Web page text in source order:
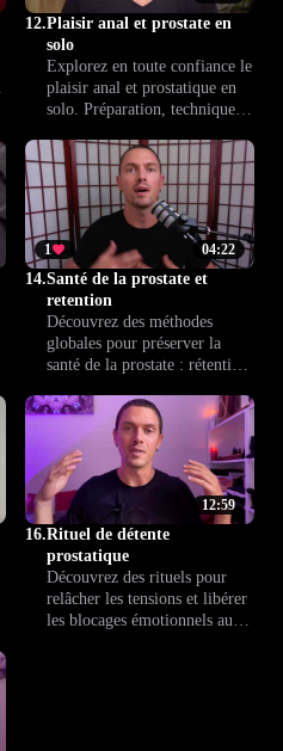
12.Plaisir anal et prostate en
solo
Explorez en toute confiance le
plaisir anal et prostatique en
solo. Préparation, techniques
sont au cœur de cette leçon
pour vous aider à approfondir
votre expérience et enrichir
votre bien-être intime.
04:22
1
14.Santé de la prostate et
retention
Découvrez des méthodes
globales pour préserver la
santé de la prostate : rétention
et conseils pour un bien-être
sexuel durable. Comprenez
comment ces pratiques
favorisent vitalité et équilibre
au fil du temps.
12:59
16.Rituel de détente
prostatique
Découvrez des rituels pour
relâcher les tensions et libérer
les blocages émotionnels au